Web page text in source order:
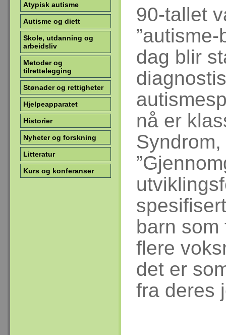
Atypisk autisme
Autisme og diett
Skole, utdanning og
arbeidsliv
Metoder og
tilrettelegging
Stønader og rettigheter
Hjelpeapparatet
Historier
Nyheter og forskning
Litteratur
Kurs og konferanser
90-tallet
dag blir
nå er
barn
flere
det er
fra deres